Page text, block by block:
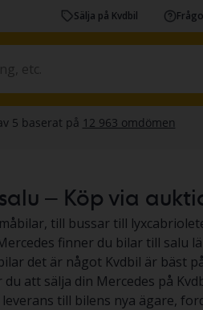
Sälja på Kvdbil
– Köp via
till bussar till
finner du bilar till salu
det är något Kvdbil är bäst
att sälja din Mercedes på
till bilens nya ägare,